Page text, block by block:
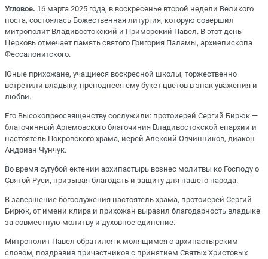
Угловое. 16 марта 2025 года, в воскресенье второй недели Великого
поста, состоялась Божественная литургия, которую совершил
митрополит Владивостокский и Приморский Павел. В этот день
Церковь отмечает память святого Григория Паламы, архиепископа
Фессалонитского.
Юные прихожане, учащиеся воскресной школы, торжественно
встретили владыку, преподнеся ему букет цветов в знак уважения и
любви.
Его Высокопреосвященству сослужили: протоиерей Сергий Бирюк —
благочинный Артемовского благочиния Владивостокской епархии и
настоятель Покровского храма, иерей Алексий Овчинников, диакон
Андриан Чунчук.
Во время сугубой ектении архипастырь вознес молитвы ко Господу о
Святой Руси, призывая благодать и защиту для нашего народа.
В завершение богослужения настоятель храма, протоиерей Сергий
Бирюк, от имени клира и прихожан выразил благодарность владыке
за совместную молитву и духовное единение.
Митрополит Павел обратился к молящимся с архипастырским
словом, поздравив причастников с принятием Святых Христовых